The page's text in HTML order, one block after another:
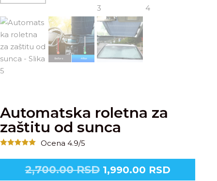
Automatska roletna za
zaštitu od sunca
Ocena 4.9/5
2,700.00RSD 1,990.00 RSD